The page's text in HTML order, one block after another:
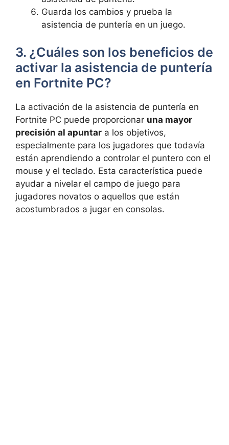
Guarda los cambios y prueba la
asistencia de puntería en un juego.
3. ¿Cuáles son los beneficios de
activar la asistencia de puntería
en Fortnite PC?
La activación de la asistencia de puntería en
Fortnite PC puede proporcionar una mayor
precisión al apuntar a los objetivos,
especialmente para los jugadores que todavía
están aprendiendo a controlar el puntero con el
mouse y el teclado. Esta característica puede
ayudar a nivelar el campo de juego para
jugadores novatos o aquellos que están
acostumbrados a jugar en consolas.